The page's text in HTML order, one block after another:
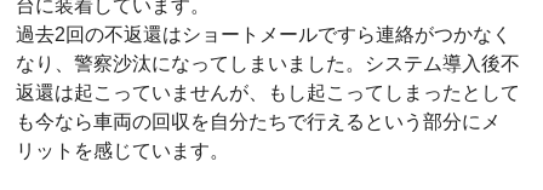
台に装着しています。
過去2回の不返還はショートメールですら連絡がつかなく
なり、警察沙汰になってしまいました。システム導入後不
返還は起こっていませんが、もし起こってしまったとして
も今なら車両の回収を自分たちで行えるという部分にメ
リットを感じています。